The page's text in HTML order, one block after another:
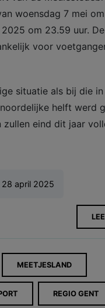
woensdag 7 mei
om 23.59 uur.
voor
situatie als bij die
helft werd
zullen eind dit jaar
28 april 2025
MEETJESLAND
REGIO GENT